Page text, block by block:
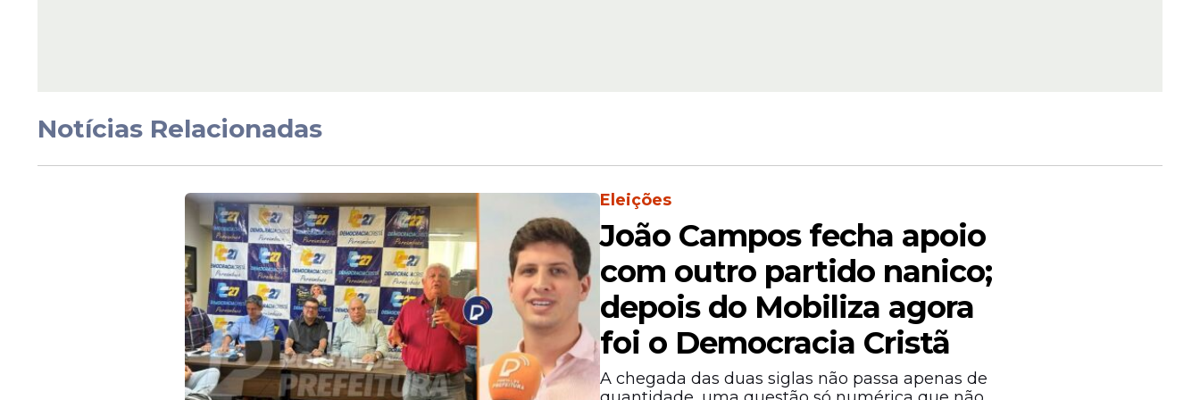
Notícias Relacionadas
Eleições
João Campos fecha apoio
com outro partido nanico;
depois do Mobiliza agora
foi o Democracia Cristã
A chegada das duas siglas não passa apenas de